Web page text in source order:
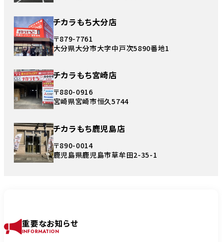
チカラもち大分店
〒879-7761
大分県大分市大字中戸次5890番地1
チカラもち宮崎店
〒880-0916
宮崎県宮崎市恒久5744
チカラもち鹿児島店
〒890-0014
鹿児島県鹿児島市草牟田2-35-1
重要なお知らせ
INFORMATION